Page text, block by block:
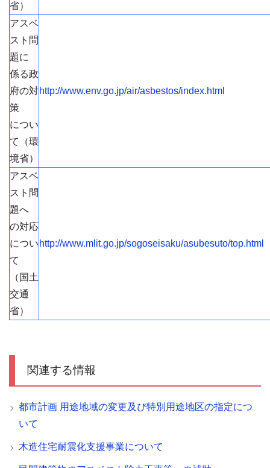
省）
アスベ
スト問
題に
係る政
府の対
策
につい
て（環
境省）
http://www.env.go.jp/air/asbestos/index.html
アスベ
スト問
題へ
の対応
につい
て
（国土
交通
省）
http://www.mlit.go.jp/sogoseisaku/asubesuto/top.html
関連する情報
都市計画 用途地域の変更及び特別用途地区の指定につ
いて
木造住宅耐震化支援事業について